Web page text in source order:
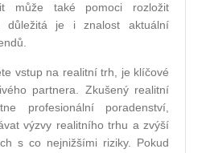
může také pomoci rozložit
důležitá je i znalost aktuální
vstup na realitní trh, je klíčové
partnera. Zkušený realitní
profesionální poradenství,
výzvy realitního trhu a zvýší
s co nejnižšími riziky. Pokud